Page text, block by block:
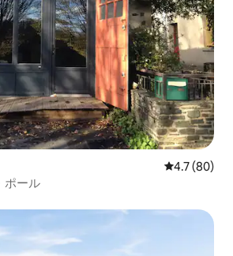
レビュー80
4.7 (80)
ポール